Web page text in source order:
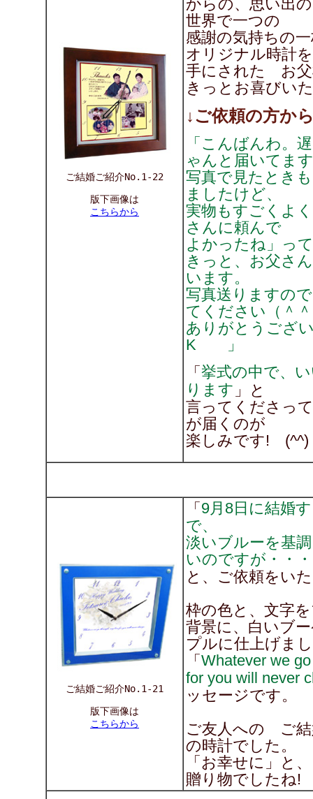
ご結婚ご紹介No.1-22
版下画像は
こちらから
からの、思い出
世界で一つの
感謝の気持ちの
オリジナル時計を
手にされた お
きっとお喜びい
↓ご依頼の方か
「こんばんわ。
ゃんと届いてま
写真で見たとき
ましたけど、
実物もすごくよ
さんに頼んで
よかったね」っ
きっと、お父さ
います。
写真送りますの
てください（＾＾
ありがとうご
K 」
「 挙式の中で、
ります 」と
言ってくださっ
が届くのが
楽しみです! (^^)
ご結婚ご紹介No.1-21
版下画像は
こちらから
「 9月8日に結婚
で、
淡いブルーを基
いのですが・・・
と、ご依頼をい
枠の色と、文字
背景に、白いブ
プルに仕上げま
「 Whatever we
for you will never
ッセージです。
ご友人への ご
の時計でした。
「お幸せに」と
贈り物でしたね!